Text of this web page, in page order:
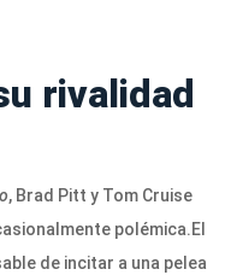
rivalidad
, Brad Pitt y Tom Cruise
polémica. El
de incitar a una pelea